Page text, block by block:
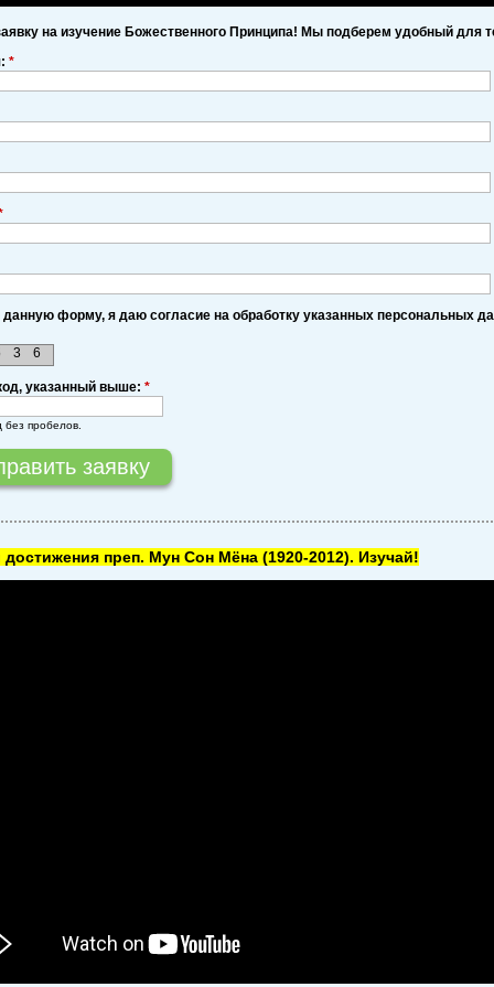
на изучение Божественного Принципа! Мы подберем удобный для
*
форму, я даю согласие на обработку указанных персональных
6
3
указанный выше: *
без пробелов.
преп. Мун Сон Мёна (1920-2012). Изучай!